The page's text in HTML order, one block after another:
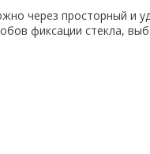
через просторный и
фиксации стекла,